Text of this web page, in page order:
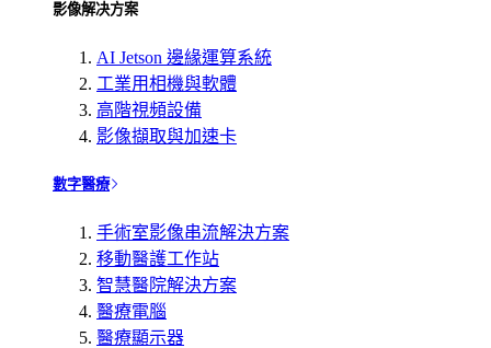
影像解决方案
AI Jetson 邊緣運算系統
工業用相機與軟體
高階視頻設備
影像擷取與加速卡
數字醫療
手術室影像串流解決方案
移動醫護工作站
智慧醫院解決方案
醫療電腦
醫療顯示器